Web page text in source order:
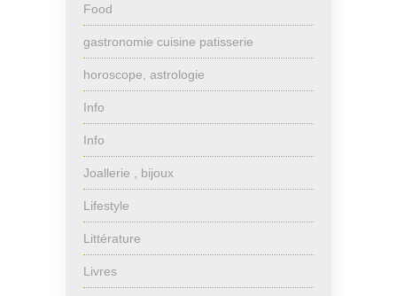
Food
gastronomie cuisine patisserie
horoscope, astrologie
Info
Info
Joallerie , bijoux
Lifestyle
Littérature
Livres